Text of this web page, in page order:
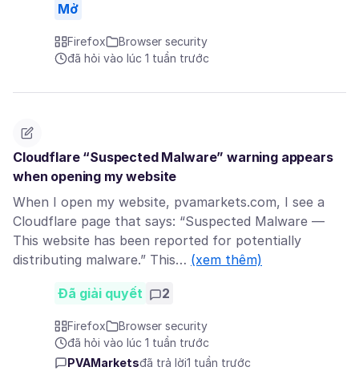
Mở
Firefox
Browser security
đã hỏi vào lúc 1 tuần trước
Cloudflare “Suspected Malware” warning appears
when opening my website
When I open my website, pvamarkets.com, I see a
Cloudflare page that says: “Suspected Malware —
This website has been reported for potentially
distributing malware.” This… (xem thêm)
Đã giải quyết 2
Firefox
Browser security
đã hỏi vào lúc 1 tuần trước
PVAMarketsđã trả lời1 tuần trước